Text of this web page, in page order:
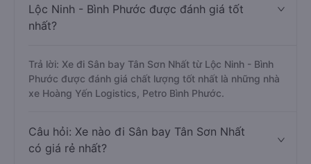
Lộc Ninh - Bình Phước được đánh giá tốt
nhất?
Trả lời: Xe đi Sân bay Tân Sơn Nhất từ Lộc Ninh - Bình
Phước được đánh giá chất lượng tốt nhất là những nhà
xe Hoàng Yến Logistics, Petro Bình Phước.
Câu hỏi: Xe nào đi Sân bay Tân Sơn Nhất
có giá rẻ nhất?